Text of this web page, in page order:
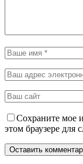
Сохраните мое
этом браузере для